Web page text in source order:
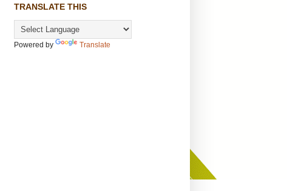
TRANSLATE THIS
Powered by Translate